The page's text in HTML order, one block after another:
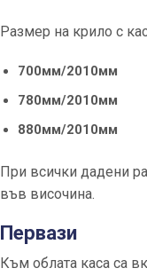
Размер на крило с
700мм/2010мм
780мм/2010мм
880мм/2010мм
При всички дадени
във височина.
Первази
Към облата каса са